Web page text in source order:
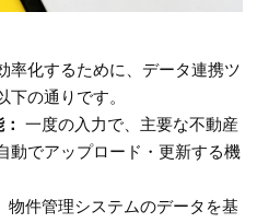
率化するために、データ連携ツ
下の通りです。
一度の入力で、主要な不動産
動でアップロード・更新する機
物件管理システムのデータを基